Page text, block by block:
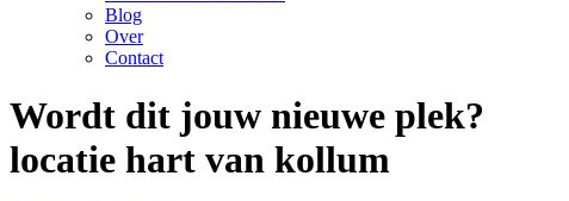
Blog
Over
Contact
Wordt dit jouw nieuwe plek?
locatie hart van kollum